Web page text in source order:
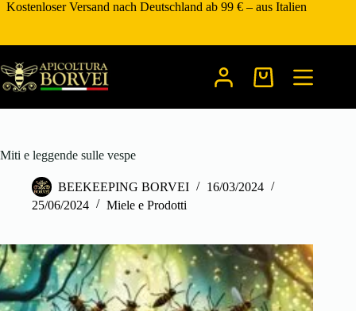
Zum
Kostenloser Versand nach Deutschland ab 99 € – aus Italien
Warenkorb
Miti e leggende sulle vespe
BEEKEEPING BORVEI
16/03/2024
25/06/2024
Miele e Prodotti